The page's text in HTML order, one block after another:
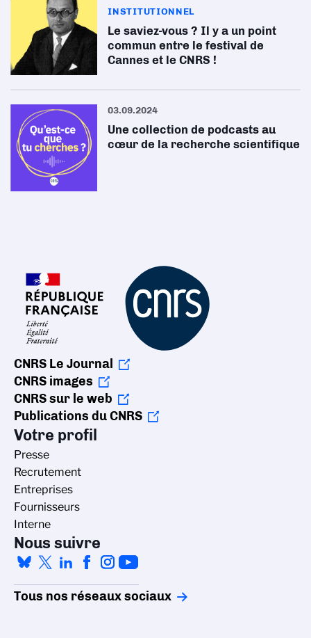
INSTITUTIONNEL
Le saviez-vous ? Il y a un point
commun entre le festival de
Cannes et le CNRS !
03.09.2024
Une collection de podcasts au
cœur de la recherche scientifique
CNRS Le Journal
CNRS images
CNRS sur le web
Publications du CNRS
Votre profil
Presse
Recrutement
Entreprises
Fournisseurs
Interne
Nous suivre
Tous nos réseaux sociaux